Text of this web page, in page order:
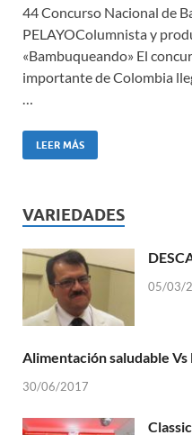
44 Concurso Nacional de
PELAYOColumnista y
«Bambuqueando» El
importante de Colombia
LEER MÁS
VARIEDADES
05/03/
Alimentación saludable Vs
30/06/2017